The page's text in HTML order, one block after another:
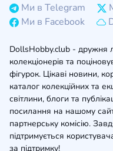
Ми в Telegram
Ми в Facebook
DollsHobby.club - дружня
колекціонерів та
фігурок. Цікаві новини,
каталог колекційних та
світлини, блоги та
посилання на нашому
партнерську комісію.
підтримується
за підтримку!